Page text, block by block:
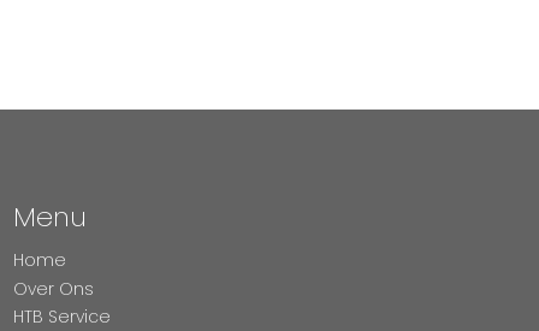
Menu
Home
Over Ons
HTB Service